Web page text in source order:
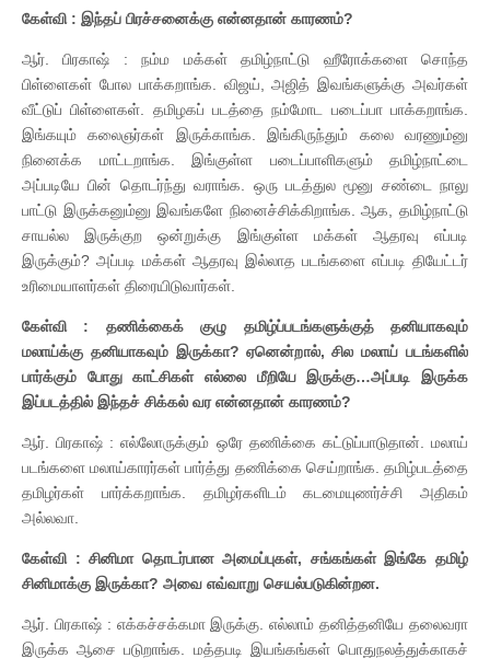
கேள்வி : இந்தப் பிரச்சனைக்கு என்னதான் காரணம்?
ஆர். பிரகாஷ் : நம்ம மக்கள் தமிழ்நாட்டு ஹீரோக்களை சொந்த
பிள்ளைகள் போல பாக்கறாங்க. விஜய், அஜித் இவங்களுக்கு அவர்கள்
வீட்டுப் பிள்ளைகள். தமிழகப் படத்தை நம்மோட படைப்பா பாக்கறாங்க.
இங்கயும் கலைஞர்கள் இருக்காங்க. இங்கிருந்தும் கலை வரணும்னு
நினைக்க மாட்டறாங்க. இங்குள்ள படைப்பாளிகளும் தமிழ்நாட்டை
அப்படியே பின் தொடர்ந்து வராங்க. ஒரு படத்துல மூனு சண்டை நாலு
பாட்டு இருக்கனும்னு இவங்களே நினைச்சிக்கிறாங்க. ஆக, தமிழ்நாட்டு
சாயல்ல இருக்குற ஒன்றுக்கு இங்குள்ள மக்கள் ஆதரவு எப்படி
இருக்கும்? அப்படி மக்கள் ஆதரவு இல்லாத படங்களை எப்படி தியேட்டர்
உரிமையாளர்கள் திரையிடுவார்கள்.
கேள்வி : தணிக்கைக் குழு தமிழ்ப்படங்களுக்குத் தனியாகவும்
மலாய்க்கு தனியாகவும் இருக்கா? ஏனென்றால், சில மலாய் படங்களில்
பார்க்கும் போது காட்சிகள் எல்லை மீறியே இருக்கு…அப்படி இருக்க
இப்படத்தில் இந்தச் சிக்கல் வர என்னதான் காரணம்?
ஆர். பிரகாஷ் : எல்லோருக்கும் ஒரே தணிக்கை கட்டுப்பாடுதான். மலாய்
படங்களை மலாய்காரர்கள் பார்த்து தணிக்கை செய்றாங்க. தமிழ்படத்தை
தமிழர்கள் பார்க்கறாங்க. தமிழர்களிடம் கடமையுணர்ச்சி அதிகம்
அல்லவா.
கேள்வி : சினிமா தொடர்பான அமைப்புகள், சங்கங்கள் இங்கே தமிழ்
சினிமாக்கு இருக்கா? அவை எவ்வாறு செயல்படுகின்றன.
ஆர். பிரகாஷ் : எக்கச்சக்கமா இருக்கு. எல்லாம் தனித்தனியே தலைவரா
இருக்க ஆசை படுறாங்க. மத்தபடி இயங்கங்கள் பொதுநலத்துக்காகச்